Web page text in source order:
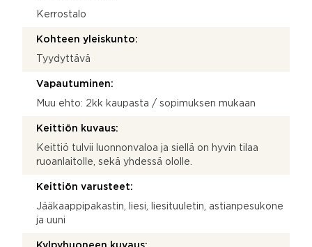
Kerrostalo
Kohteen yleiskunto:
Tyydyttävä
Vapautuminen:
Muu ehto: 2kk kaupasta / sopimuksen mukaan
Keittiön kuvaus:
Keittiö tulvii luonnonvaloa ja siellä on hyvin tilaa
ruoanlaitolle, sekä yhdessä ololle.
Keittiön varusteet:
Jääkaappipakastin, liesi, liesituuletin, astianpesukone
ja uuni